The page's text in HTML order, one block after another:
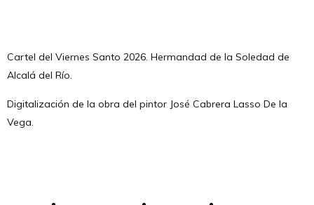
Cartel del Viernes Santo 2026. Hermandad de la Soledad de
Alcalá del Río.
Digitalización de la obra del pintor José Cabrera Lasso De la
Vega.